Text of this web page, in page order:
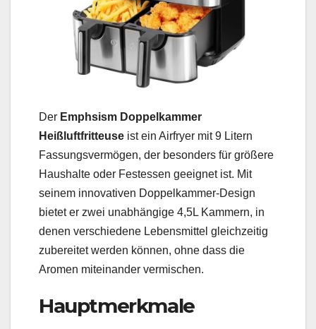
Der Emphsism Doppelkammer
Heißluftfritteuse ist ein Airfryer mit 9 Litern
Fassungsvermögen, der besonders für größere
Haushalte oder Festessen geeignet ist. Mit
seinem innovativen Doppelkammer-Design
bietet er zwei unabhängige 4,5L Kammern, in
denen verschiedene Lebensmittel gleichzeitig
zubereitet werden können, ohne dass die
Aromen miteinander vermischen.
Hauptmerkmale